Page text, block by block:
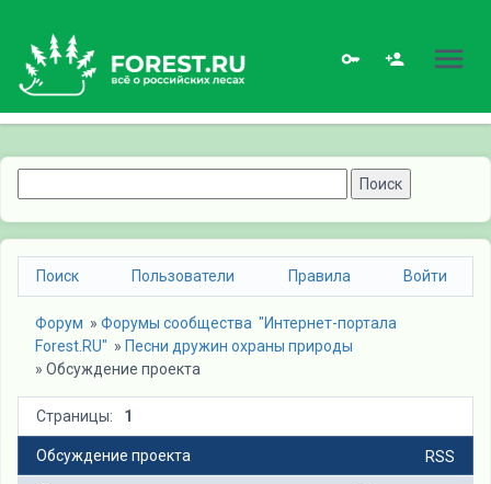
Поиск Пользователи Правила Войти
Форум » Форумы сообщества  "Интернет-портала
Forest.RU" » Песни дружин охраны природы
» Обсуждение проекта
Страницы: 1
RSS
Обсуждение проекта